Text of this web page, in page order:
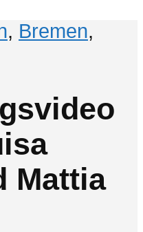
, Bremen,
Mattia